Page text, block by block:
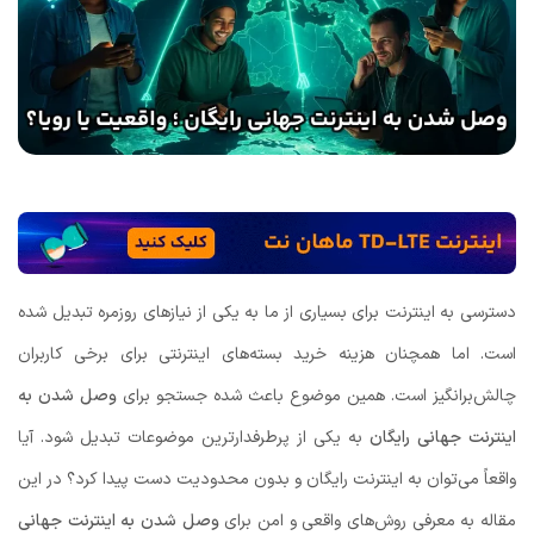
دسترسی به اینترنت برای بسیاری از ما به یکی از نیازهای روزمره تبدیل شده
است. اما همچنان هزینه خرید بسته‌های اینترنتی برای برخی کاربران
چالش‌برانگیز است. همین موضوع باعث شده جستجو برای وصل شدن به
اینترنت جهانی رایگان به یکی از پرطرفدارترین موضوعات تبدیل شود. آیا
واقعاً می‌توان به اینترنت رایگان و بدون محدودیت دست پیدا کرد؟ در این
مقاله به معرفی روش‌های واقعی و امن برایوصل شدن به اینترنت جهانی